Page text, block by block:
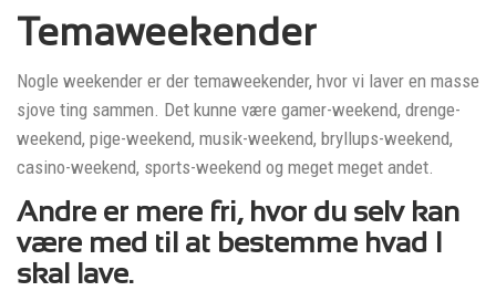
Temaweekender
Nogle weekender er der temaweekender, hvor vi laver en masse
sjove ting sammen. Det kunne være gamer-weekend, drenge-
weekend, pige-weekend, musik-weekend, bryllups-weekend,
casino-weekend, sports-weekend og meget meget andet.
Andre er mere fri, hvor du selv kan
være med til at bestemme hvad I
skal lave.